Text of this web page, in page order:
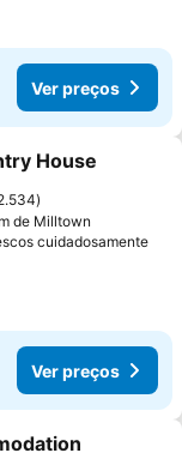
Ver preços
favoritos
House
de Milltown
cuidadosamente
Ver preços